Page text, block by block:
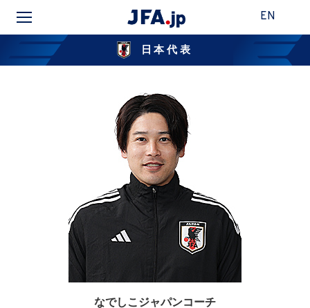
EN
日本代表
なでしこジャパンコーチ